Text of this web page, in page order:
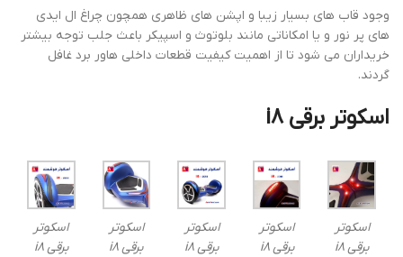
وجود قاب های بسیار زیبا و اپشن های ظاهری همچون چراغ ال ایدی
های پر نور و یا امکاناتی مانند بلوتوث و اسپیکر باعث جلب توجه بیشتر
خریداران می شود تا از اهمیت کیفیت قطعات داخلی هاور برد غافل
گردند.
اسکوتر برقی i8
اسکوتر
برقی i8
اسکوتر
برقی i8
اسکوتر
برقی i8
اسکوتر
برقی i8
اسکوتر
برقی i8